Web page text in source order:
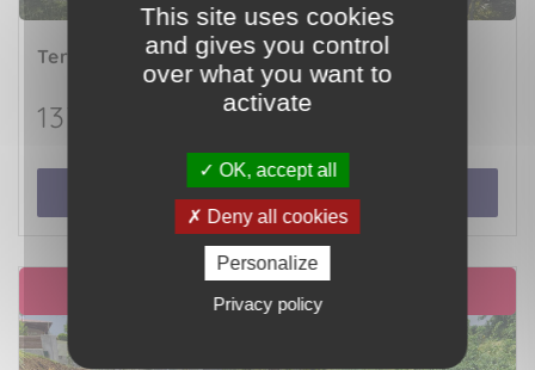
Terrain LE ROBERT (97231)
137 600 €
Voir le bien
EXCLUSIVITÉ
This site uses cookies
and gives you control
over what you want to
activate
OK, accept all
Deny all cookies
Personalize
Privacy policy